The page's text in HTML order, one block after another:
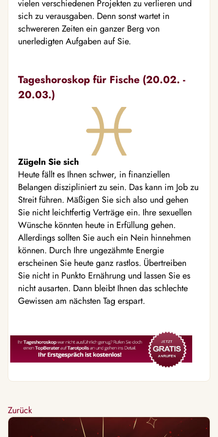
vielen verschiedenen Projekten zu verlieren und
sich zu verausgaben. Denn sonst wartet in
schwereren Zeiten ein ganzer Berg von
unerledigten Aufgaben auf Sie.
Tageshoroskop für Fische (20.02. -
20.03.)
Zügeln Sie sich
Heute fällt es Ihnen schwer, in finanziellen
Belangen diszipliniert zu sein. Das kann im Job zu
Streit führen. Mäßigen Sie sich also und gehen
Sie nicht leichtfertig Verträge ein. Ihre sexuellen
Wünsche könnten heute in Erfüllung gehen.
Allerdings sollten Sie auch ein Nein hinnehmen
können. Durch Ihre ungezähmte Energie
erscheinen Sie heute ganz rastlos. Übertreiben
Sie nicht in Punkto Ernährung und lassen Sie es
nicht ausarten. Dann bleibt Ihnen das schlechte
Gewissen am nächsten Tag erspart.
Zurück